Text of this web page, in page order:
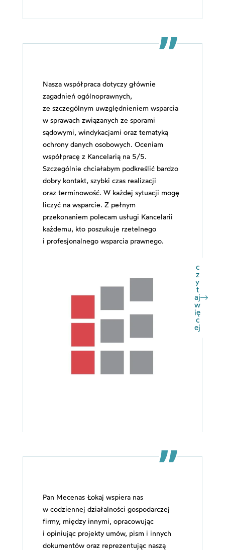
Nasza współpraca dotyczy głównie
zagadnień ogólnoprawnych,
ze szczególnym uwzględnieniem wsparcia
w sprawach związanych ze sporami
sądowymi, windykacjami oraz tematyką
ochrony danych osobowych. Oceniam
współpracę z Kancelarią na 5/5.
Szczególnie chciałabym podkreślić bardzo
dobry kontakt, szybki czas realizacji
oraz terminowość. W każdej sytuacji mogę
liczyć na wsparcie. Z pełnym
przekonaniem polecam usługi Kancelarii
każdemu, kto poszukuje rzetelnego
i profesjonalnego wsparcia prawnego.
c
z
y
t
aj
w
ię
c
ej
Pan Mecenas Łokaj wspiera nas
w codziennej działalności gospodarczej
firmy, między innymi, opracowując
i opiniując projekty umów, pism i innych
dokumentów oraz reprezentując naszą